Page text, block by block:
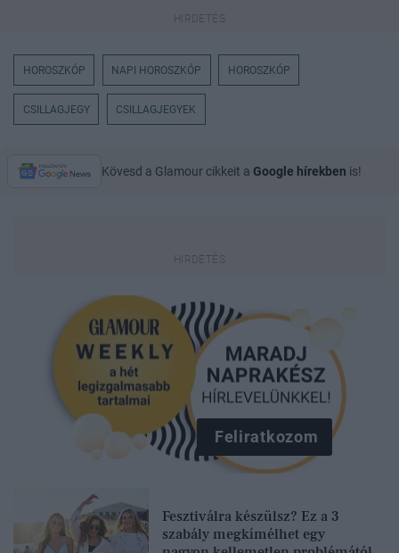
HOROSZKÓP NAPI HOROSZKÓP HOROSZKÓP
CSILLAGJEGY CSILLAGJEGYEK
Kövesd a Glamour cikkeit a Google hírekben is!
Feliratkozom
Fesztiválra készülsz? Ez a 3
szabály megkímélhet egy